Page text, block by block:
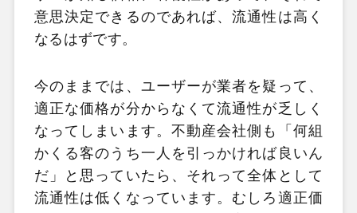
意思決定できるのであれば、流通性は高く
なるはずです。
今のままでは、ユーザーが業者を疑って、
適正な価格が分からなくて流通性が乏しく
なってしまいます。不動産会社側も「何組
かくる客のうち一人を引っかければ良いん
だ」と思っていたら、それって全体として
流通性は低くなっています。むしろ適正価